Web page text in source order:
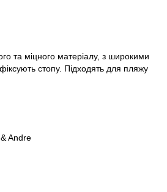
та міцного матеріалу, з широкими
стопу. Підходять для пляжу
Andre